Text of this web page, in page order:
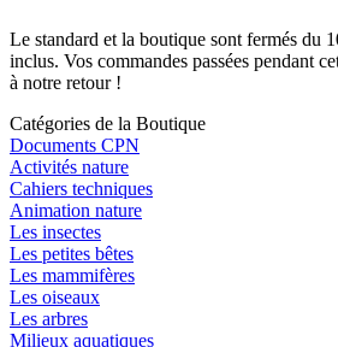
Le standard et la boutique sont fermés du
inclus. Vos commandes passées pendant
à notre retour !
Catégories de la Boutique
Documents CPN
Activités nature
Cahiers techniques
Animation nature
Les insectes
Les petites bêtes
Les mammifères
Les oiseaux
Les arbres
Milieux aquatiques